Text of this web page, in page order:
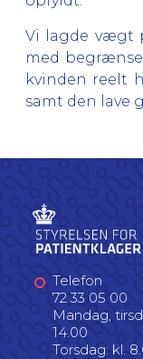
Vi lagde vægt
med
kvinden reelt
samt den lave
Telefon
72 33 05 00
Mandag,
14.00
Torsdag: kl.